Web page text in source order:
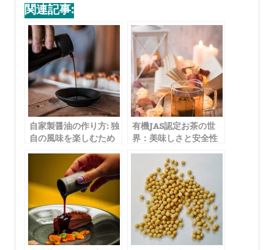
関連記事:
自家製醤油の作り方: 独
自の風味を楽しむため
有機JAS認定お茶の世
界：美味しさと安全性